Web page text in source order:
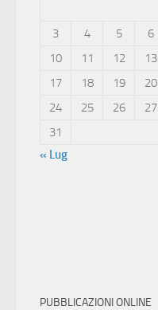
3
4 5 6
10
11 12 13
17
18 19 20
24
25 26 27
31
« Lug
PUBBLICAZIONI ONLINE